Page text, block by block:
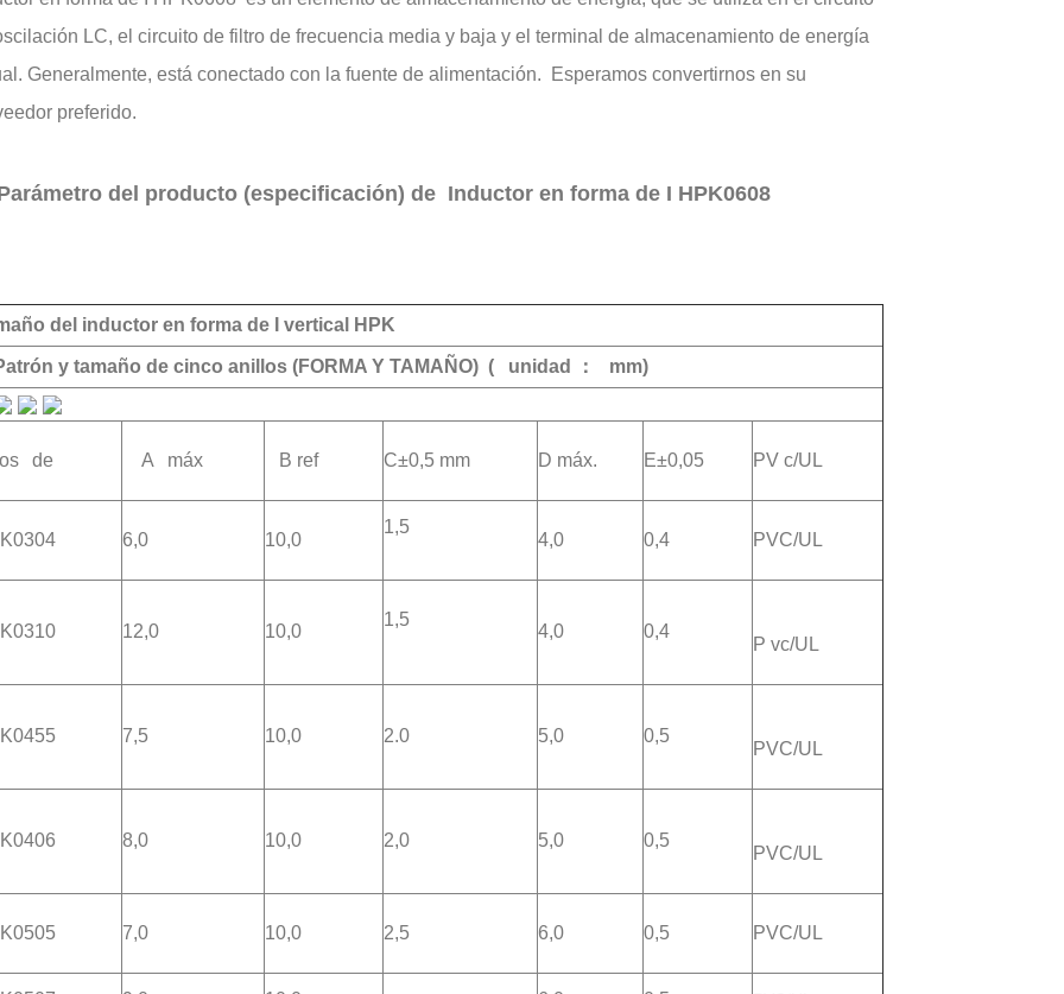
LC, el circuito de filtro de frecuencia media y baja y el terminal de almacenamiento de energía
Generalmente, está conectado con la fuente de alimentación. Esperamos convertirnos en su
preferido.
del producto (especificación) de Inductor en forma de I HPK0608
del inductor en forma de I vertical HPK
y tamaño de cinco anillos (FORMA Y TAMAÑO) ( unidad ： mm)
de A máx B ref C±0,5 mm D máx. E±0,05 PV c/UL
6,0 10,0
1,5
4,0 0,4 PVC/UL
12,0 10,0
1,5
4,0 0,4
P vc/UL
7,5 10,0 2.0 5,0 0,5
PVC/UL
8,0 10,0 2,0 5,0 0,5
PVC/UL
7,0 10,0 2,5 6,0 0,5 PVC/UL